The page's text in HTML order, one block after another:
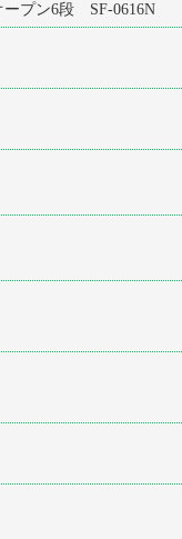
プン6段 SF-0616N